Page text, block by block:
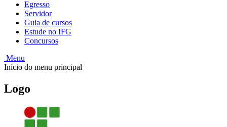
Egresso
Servidor
Guia de cursos
Estude no IFG
Concursos
Menu
Início do menu principal
Logo